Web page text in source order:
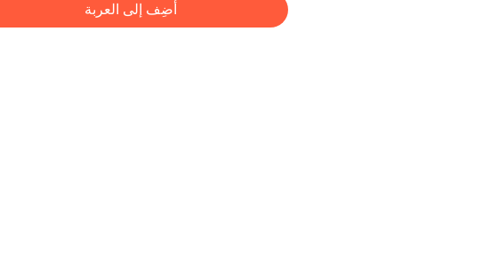
أضِف إلى العربة